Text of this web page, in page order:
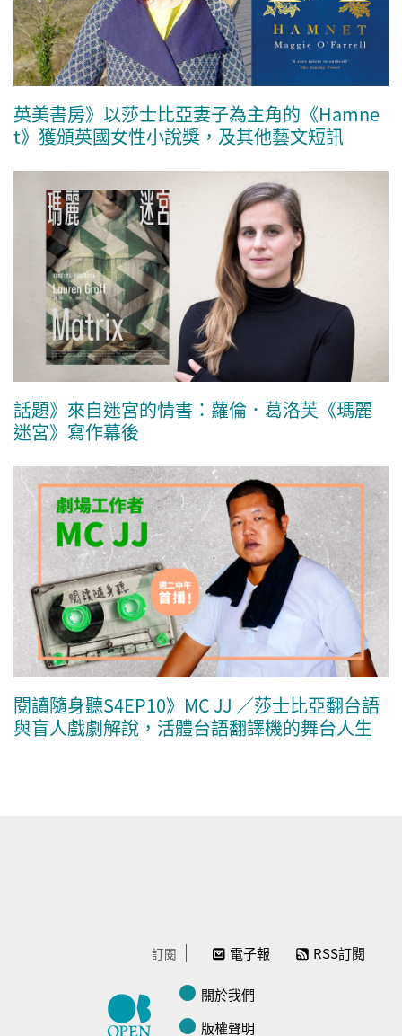
英美書房》以莎士比亞妻子為主角的《Hamne
t》獲頒英國女性小說獎，及其他藝文短訊
話題》來自迷宮的情書：蘿倫．葛洛芙《瑪麗
迷宮》寫作幕後
閱讀隨身聽S4EP10》MC JJ ／莎士比亞翻台語
與盲人戲劇解說，活體台語翻譯機的舞台人生
訂閱 電子報 RSS訂閱
關於我們
版權聲明